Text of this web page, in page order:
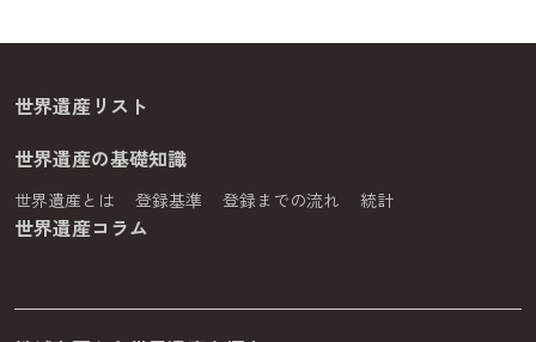
世界遺産リスト
世界遺産の基礎知識
世界遺産とは 登録基準 登録までの流れ 統計
世界遺産コラム